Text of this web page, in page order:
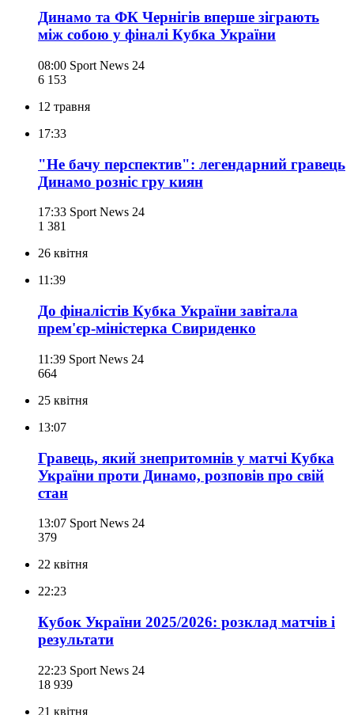
Динамо та ФК Чернігів вперше зіграють
між собою у фіналі Кубка України
08:00 Sport News 24
6 153
12 травня
17:33
"Не бачу перспектив": легендарний гравець
Динамо розніс гру киян
17:33 Sport News 24
1 381
26 квітня
11:39
До фіналістів Кубка України завітала
прем'єр-міністерка Свириденко
11:39 Sport News 24
664
25 квітня
13:07
Гравець, який знепритомнів у матчі Кубка
України проти Динамо, розповів про свій
стан
13:07 Sport News 24
379
22 квітня
22:23
Кубок України 2025/2026: розклад матчів і
результати
22:23 Sport News 24
18 939
21 квітня